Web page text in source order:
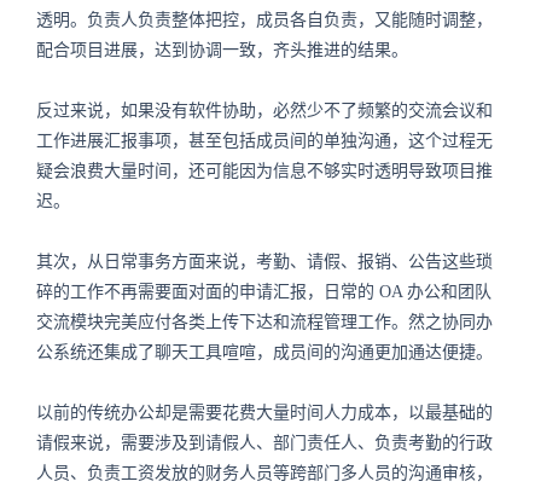
透明。负责人负责整体把控，成员各自负责，又能随时调整，
配合项目进展，达到协调一致，齐头推进的结果。
反过来说，如果没有软件协助，必然少不了频繁的交流会议和
工作进展汇报事项，甚至包括成员间的单独沟通，这个过程无
疑会浪费大量时间，还可能因为信息不够实时透明导致项目推
迟。
其次，从日常事务方面来说，考勤、请假、报销、公告这些琐
碎的工作不再需要面对面的申请汇报，日常的 OA 办公和团队
交流模块完美应付各类上传下达和流程管理工作。然之协同办
公系统还集成了聊天工具喧喧，成员间的沟通更加通达便捷。
以前的传统办公却是需要花费大量时间人力成本，以最基础的
请假来说，需要涉及到请假人、部门责任人、负责考勤的行政
人员、负责工资发放的财务人员等跨部门多人员的沟通审核，